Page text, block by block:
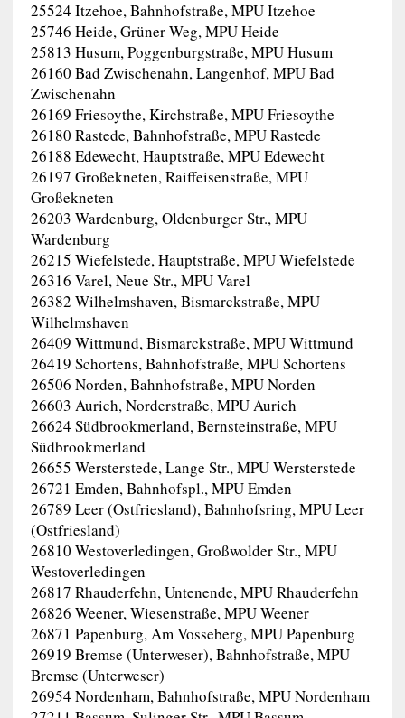
25524 Itzehoe, Bahnhofstraße, MPU Itzehoe
25746 Heide, Grüner Weg, MPU Heide
25813 Husum, Poggenburgstraße, MPU Husum
26160 Bad Zwischenahn, Langenhof, MPU Bad
Zwischenahn
26169 Friesoythe, Kirchstraße, MPU Friesoythe
26180 Rastede, Bahnhofstraße, MPU Rastede
26188 Edewecht, Hauptstraße, MPU Edewecht
26197 Großekneten, Raiffeisenstraße, MPU
Großekneten
26203 Wardenburg, Oldenburger Str., MPU
Wardenburg
26215 Wiefelstede, Hauptstraße, MPU Wiefelstede
26316 Varel, Neue Str., MPU Varel
26382 Wilhelmshaven, Bismarckstraße, MPU
Wilhelmshaven
26409 Wittmund, Bismarckstraße, MPU Wittmund
26419 Schortens, Bahnhofstraße, MPU Schortens
26506 Norden, Bahnhofstraße, MPU Norden
26603 Aurich, Norderstraße, MPU Aurich
26624 Südbrookmerland, Bernsteinstraße, MPU
Südbrookmerland
26655 Wersterstede, Lange Str., MPU Wersterstede
26721 Emden, Bahnhofspl., MPU Emden
26789 Leer (Ostfriesland), Bahnhofsring, MPU Leer
(Ostfriesland)
26810 Westoverledingen, Großwolder Str., MPU
Westoverledingen
26817 Rhauderfehn, Untenende, MPU Rhauderfehn
26826 Weener, Wiesenstraße, MPU Weener
26871 Papenburg, Am Vosseberg, MPU Papenburg
26919 Bremse (Unterweser), Bahnhofstraße, MPU
Bremse (Unterweser)
26954 Nordenham, Bahnhofstraße, MPU Nordenham